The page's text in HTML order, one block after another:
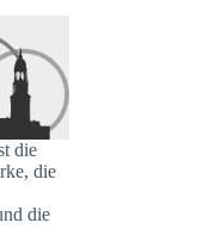
die
die
die